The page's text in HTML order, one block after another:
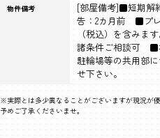
※実際とは多少異なることがございますが現況が優
予めご了承くださいませ。
物件備考
[部屋備考]■短期解
告：2カ月前 ■プレ
（税込）を含み
諸条件ご相談可 ■
駐輪場等の共用部
せ下さい。